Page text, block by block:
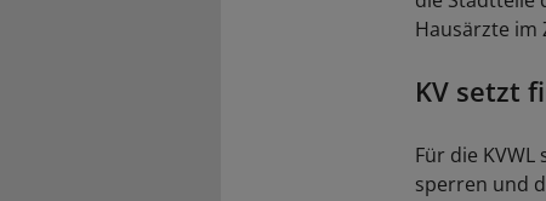
Hausärzte im
KV setzt
Für die
sperren und